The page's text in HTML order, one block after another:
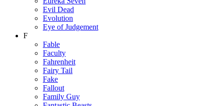
Evil Dead
Evolution
Eye of Judgement
F
Fable
Faculty
Fahrenheit
Fairy Tail
Fake
Fallout
Family Guy